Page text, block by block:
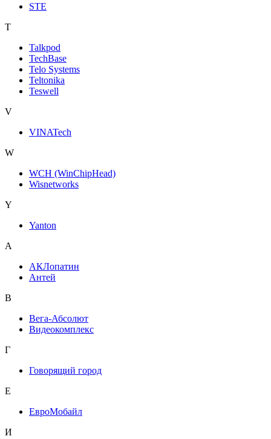
STE
T
Talkpod
TechBase
Telo Systems
Teltonika
Teswell
V
VINATech
W
WCH (WinChipHead)
Wisnetworks
Y
Yanton
А
АКЛопатин
Антей
В
Вега-Абсолют
Видеокомплекс
Г
Говорящий город
Е
ЕвроМобайл
И